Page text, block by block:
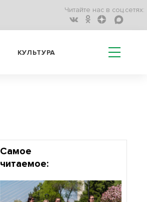
Читайте нас в соц.сетях:
КУЛЬТУРА
Самое
читаемое: